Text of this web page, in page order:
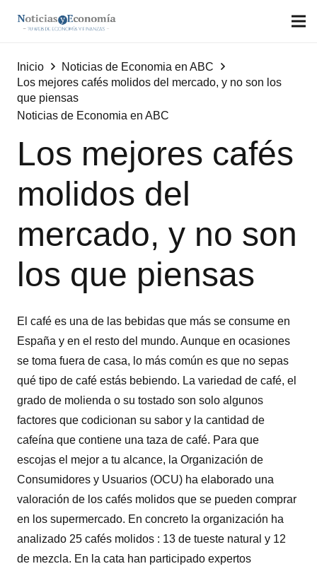
Inicio
Noticias de Economia en ABC
Los mejores cafés molidos del mercado, y no son los
que piensas
Noticias de Economia en ABC
Los mejores cafés
molidos del
mercado, y no son
los que piensas
El café es una de las bebidas que más se consume en
España y en el resto del mundo. Aunque en ocasiones
se toma fuera de casa, lo más común es que no sepas
qué tipo de café estás bebiendo. La variedad de café, el
grado de molienda o su tostado son solo algunos
factores que codicionan su sabor y la cantidad de
cafeína que contiene una taza de café. Para que
escojas el mejor a tu alcance, la Organización de
Consumidores y Usuarios (OCU) ha elaborado una
valoración de los cafés molidos que se pueden comprar
en los supermercado. En concreto la organización ha
analizado 25 cafés molidos : 13 de tueste natural y 12
de mezcla. En la cata han participado expertos